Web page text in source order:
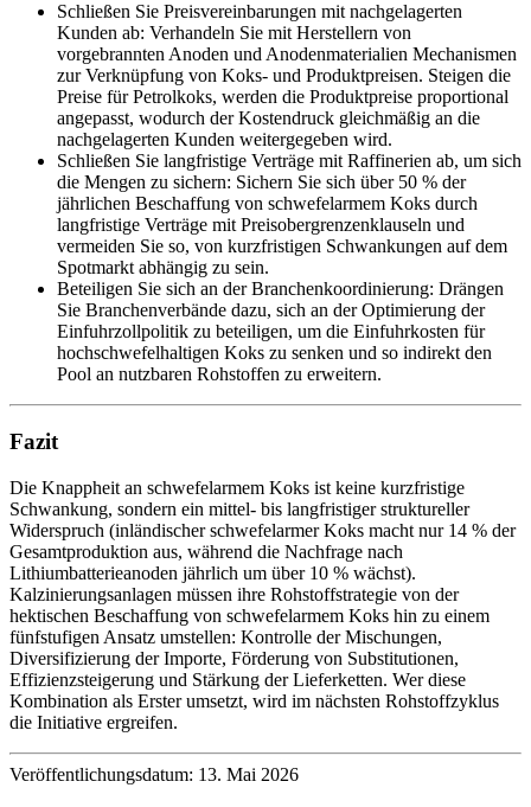
Schließen Sie Preisvereinbarungen mit nachgelagerten
Kunden ab: Verhandeln Sie mit Herstellern von
vorgebrannten Anoden und Anodenmaterialien Mechanismen
zur Verknüpfung von Koks- und Produktpreisen. Steigen die
Preise für Petrolkoks, werden die Produktpreise proportional
angepasst, wodurch der Kostendruck gleichmäßig an die
nachgelagerten Kunden weitergegeben wird.
Schließen Sie langfristige Verträge mit Raffinerien ab, um sich
die Mengen zu sichern: Sichern Sie sich über 50 % der
jährlichen Beschaffung von schwefelarmem Koks durch
langfristige Verträge mit Preisobergrenzenklauseln und
vermeiden Sie so, von kurzfristigen Schwankungen auf dem
Spotmarkt abhängig zu sein.
Beteiligen Sie sich an der Branchenkoordinierung: Drängen
Sie Branchenverbände dazu, sich an der Optimierung der
Einfuhrzollpolitik zu beteiligen, um die Einfuhrkosten für
hochschwefelhaltigen Koks zu senken und so indirekt den
Pool an nutzbaren Rohstoffen zu erweitern.
Fazit
Die Knappheit an schwefelarmem Koks ist keine kurzfristige
Schwankung, sondern ein mittel- bis langfristiger struktureller
Widerspruch (inländischer schwefelarmer Koks macht nur 14 % der
Gesamtproduktion aus, während die Nachfrage nach
Lithiumbatterieanoden jährlich um über 10 % wächst).
Kalzinierungsanlagen müssen ihre Rohstoffstrategie von der
hektischen Beschaffung von schwefelarmem Koks hin zu einem
fünfstufigen Ansatz umstellen: Kontrolle der Mischungen,
Diversifizierung der Importe, Förderung von Substitutionen,
Effizienzsteigerung und Stärkung der Lieferketten. Wer diese
Kombination als Erster umsetzt, wird im nächsten Rohstoffzyklus
die Initiative ergreifen.
Veröffentlichungsdatum: 13. Mai 2026